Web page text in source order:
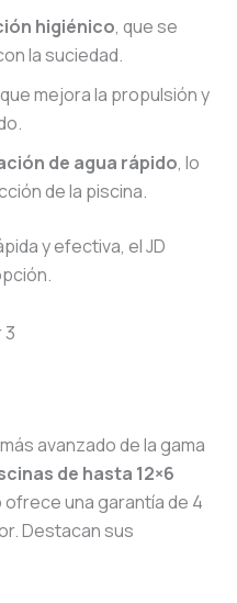
higiénico, que se
la suciedad.
mejora la propulsión y
de agua rápido, lo
de la piscina.
y efectiva, el JD
avanzado de la gama
de hasta 12×6
una garantía de 4
Destacan sus